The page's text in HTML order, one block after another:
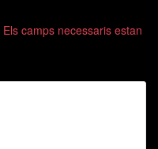
Els camps necessaris estan